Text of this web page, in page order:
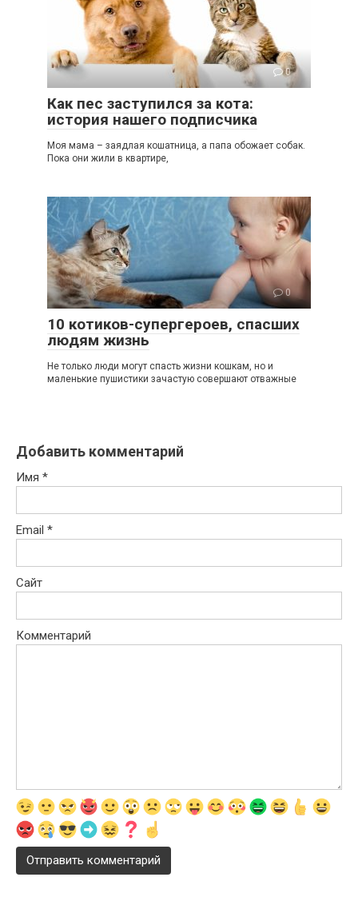
0
Как пес заступился за кота:
история нашего подписчика
Моя мама – заядлая кошатница, а папа обожает собак.
Пока они жили в квартире,
0
10 котиков-супергероев, спасших
людям жизнь
Не только люди могут спасть жизни кошкам, но и
маленькие пушистики зачастую совершают отважные
Добавить комментарий
Имя *
Email *
Сайт
Комментарий